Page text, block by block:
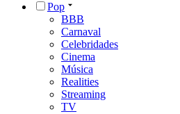
Pop
BBB
Carnaval
Celebridades
Cinema
Música
Realities
Streaming
TV